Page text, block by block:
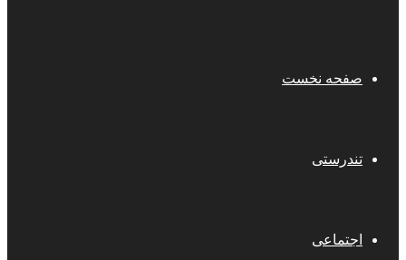
صفحه نخست
تندرستی
اجتماعی